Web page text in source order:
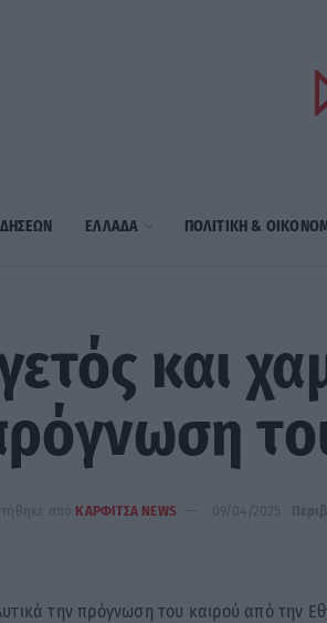
ΕΛΛΑΔΑ ΠΟΛΙΤΙΚΗ &
και
από ΚΑΡΦΙΤΣΑ NEWS 09/04/2025
την πρόγνωση του καιρού από την